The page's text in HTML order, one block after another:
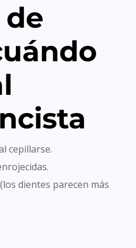
de
cepillarse.
dientes parecen más